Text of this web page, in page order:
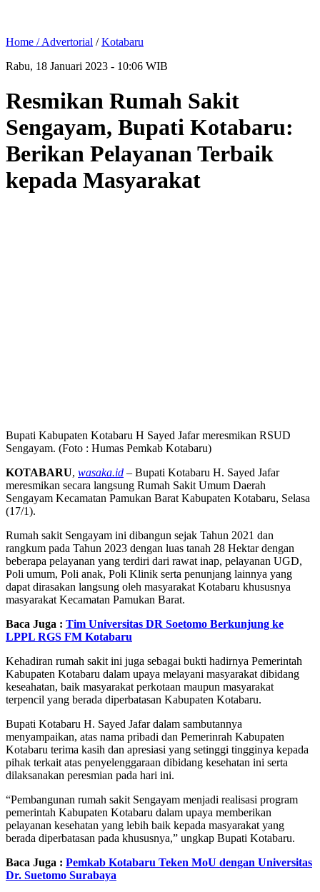
Home /Advertorial /Kotabaru
Rabu, 18 Januari 2023 - 10:06 WIB
Resmikan Rumah Sakit
Sengayam, Bupati Kotabaru:
Berikan Pelayanan Terbaik
kepada Masyarakat
Bupati Kabupaten Kotabaru H Sayed Jafar meresmikan RSUD
Sengayam. (Foto : Humas Pemkab Kotabaru)
KOTABARU, wasaka.id – Bupati Kotabaru H. Sayed Jafar
meresmikan secara langsung Rumah Sakit Umum Daerah
Sengayam Kecamatan Pamukan Barat Kabupaten Kotabaru, Selasa
(17/1).
Rumah sakit Sengayam ini dibangun sejak Tahun 2021 dan
rangkum pada Tahun 2023 dengan luas tanah 28 Hektar dengan
beberapa pelayanan yang terdiri dari rawat inap, pelayanan UGD,
Poli umum, Poli anak, Poli Klinik serta penunjang lainnya yang
dapat dirasakan langsung oleh masyarakat Kotabaru khususnya
masyarakat Kecamatan Pamukan Barat.
Baca Juga : Tim Universitas DR Soetomo Berkunjung ke
LPPL RGS FM Kotabaru
Kehadiran rumah sakit ini juga sebagai bukti hadirnya Pemerintah
Kabupaten Kotabaru dalam upaya melayani masyarakat dibidang
keseahatan, baik masyarakat perkotaan maupun masyarakat
terpencil yang berada diperbatasan Kabupaten Kotabaru.
Bupati Kotabaru H. Sayed Jafar dalam sambutannya
menyampaikan, atas nama pribadi dan Pemerinrah Kabupaten
Kotabaru terima kasih dan apresiasi yang setinggi tingginya kepada
pihak terkait atas penyelenggaraan dibidang kesehatan ini serta
dilaksanakan peresmian pada hari ini.
“Pembangunan rumah sakit Sengayam menjadi realisasi program
pemerintah Kabupaten Kotabaru dalam upaya memberikan
pelayanan kesehatan yang lebih baik kepada masyarakat yang
berada diperbatasan pada khususnya,” ungkap Bupati Kotabaru.
Baca Juga : Pemkab Kotabaru Teken MoU dengan Universitas
Dr. Suetomo Surabaya